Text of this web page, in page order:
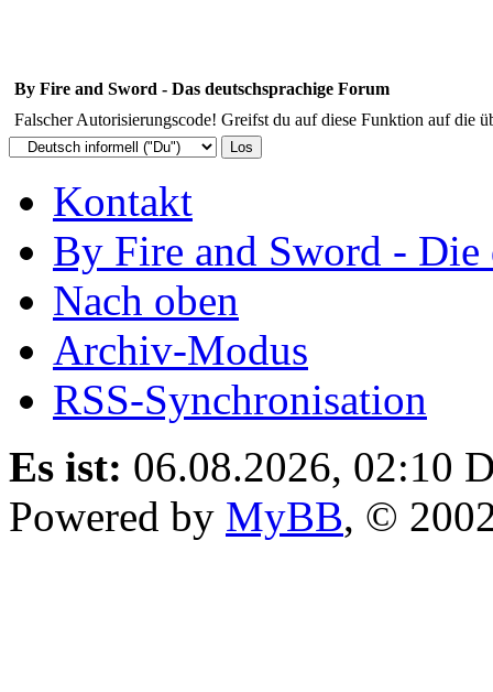
By Fire and Sword - Das deutschsprachige Forum
Falscher Autorisierungscode! Greifst du auf diese Funktion auf die
Kontakt
By Fire and Sword -
Nach oben
Archiv-Modus
RSS-Synchronisation
Es ist: 06.08.2026, 02:10
Powered by MyBB, ©